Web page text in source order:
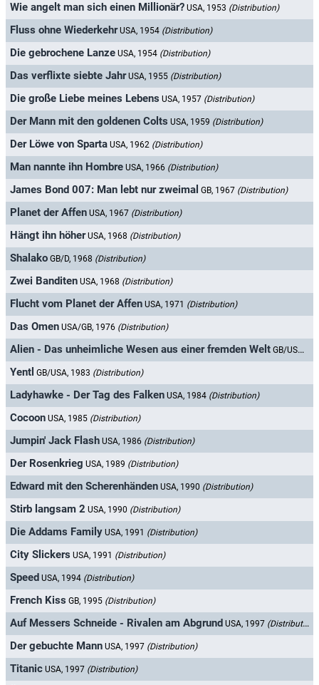
Wie angelt man sich einen Millionär? USA, 1953 (Distribution)
Fluss ohne Wiederkehr USA, 1954 (Distribution)
Die gebrochene Lanze USA, 1954 (Distribution)
Das verflixte siebte Jahr USA, 1955 (Distribution)
Die große Liebe meines Lebens USA, 1957 (Distribution)
Der Mann mit den goldenen Colts USA, 1959 (Distribution)
Der Löwe von Sparta USA, 1962 (Distribution)
Man nannte ihn Hombre USA, 1966 (Distribution)
James Bond 007: Man lebt nur zweimal GB, 1967 (Distribution)
Planet der Affen USA, 1967 (Distribution)
Hängt ihn höher USA, 1968 (Distribution)
Shalako GB/D, 1968 (Distribution)
Zwei Banditen USA, 1968 (Distribution)
Flucht vom Planet der Affen USA, 1971 (Distribution)
Das Omen USA/GB, 1976 (Distribution)
Alien - Das unheimliche Wesen aus einer fremden Welt GB/USA, 1979
Yentl GB/USA, 1983 (Distribution)
Ladyhawke - Der Tag des Falken USA, 1984 (Distribution)
Cocoon USA, 1985 (Distribution)
Jumpin' Jack Flash USA, 1986 (Distribution)
Der Rosenkrieg USA, 1989 (Distribution)
Edward mit den Scherenhänden USA, 1990 (Distribution)
Stirb langsam 2 USA, 1990 (Distribution)
Die Addams Family USA, 1991 (Distribution)
City Slickers USA, 1991 (Distribution)
Speed USA, 1994 (Distribution)
French Kiss GB, 1995 (Distribution)
Auf Messers Schneide - Rivalen am Abgrund USA, 1997 (Distribution)
Der gebuchte Mann USA, 1997 (Distribution)
Titanic USA, 1997 (Distribution)